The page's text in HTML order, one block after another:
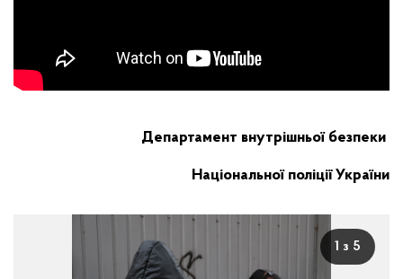
Департамент внутрішньої безпеки
Національної поліції України
1 з 5